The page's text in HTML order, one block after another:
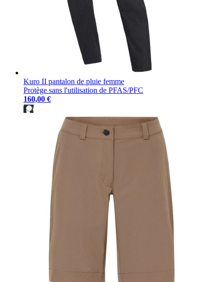
Kuro II pantalon de pluie femme
Protège sans l'utilisation de PFAS/PFC
160,00 €